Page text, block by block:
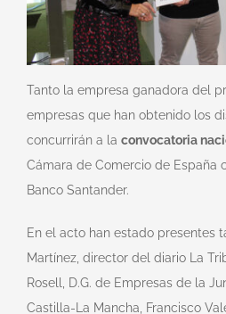
Tanto la empresa ganadora del
empresas que han obtenido los
concurrirán a la convocatoria
Cámara de Comercio de España
Banco Santander.
En el acto han estado presentes
Martínez, director del diario La
Rosell, D.G. de Empresas de la
Castilla-La Mancha, Francisco